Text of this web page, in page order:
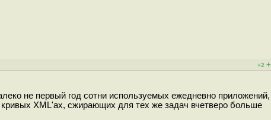
+2 +
не первый год сотни используемых ежедневно приложений,
XML'ах, сжирающих для тех же задач вчетверо больше